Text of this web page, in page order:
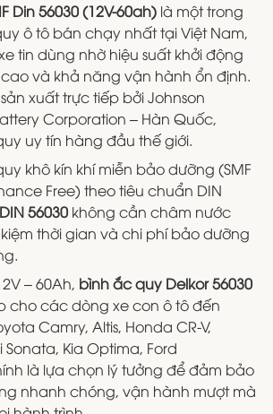
Din 56030 (12V-60ah) là một trong
ô tô bán chạy nhất tại Việt Nam,
tin dùng nhờ hiệu suất khởi động
và khả năng vận hành ổn định.
xuất trực tiếp bởi Johnson
Corporation – Hàn Quốc,
uy tín hàng đầu thế giới.
khô kín khí miễn bảo dưỡng (SMF
Free) theo tiêu chuẩn DIN
56030 không cần châm nước
thời gian và chi phí bảo dưỡng
– 60Ah, bình ắc quy Delkor 56030
cho các dòng xe con ô tô đến
Camry, Altis, Honda CR-V,
Kia Optima, Ford
là lựa chọn lý tưởng để đảm bảo
nhanh chóng, vận hành mượt mà